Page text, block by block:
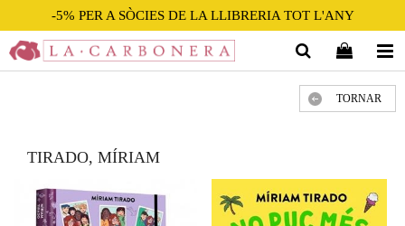
-5% PER A SÒCIES DE LA LLIBRERIA TOT L'ANY
TORNAR
TIRADO, MÍRIAM